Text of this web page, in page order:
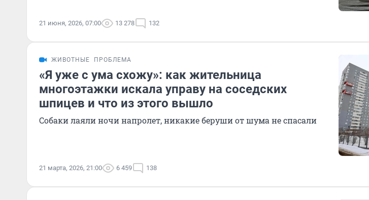
21 июня, 2026, 07:00 13 278 132
ЖИВОТНЫЕ ПРОБЛЕМА
«Я уже с ума схожу»: как жительница
многоэтажки искала управу на соседских
шпицев и что из этого вышло
Собаки лаяли ночи напролет, никакие беруши от шума не спасали
21 марта, 2026, 21:00 6 459 138